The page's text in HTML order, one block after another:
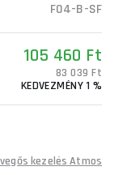
F04-B-SF
105 460 Ft
83 039 Ft
KEDVEZMÉNY 1 %
kezelés Atmos